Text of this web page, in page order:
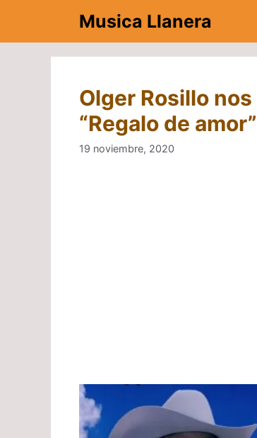
contenido
Musica Llanera
Olger Rosillo
“Regalo de amor”
19 noviembre, 2020